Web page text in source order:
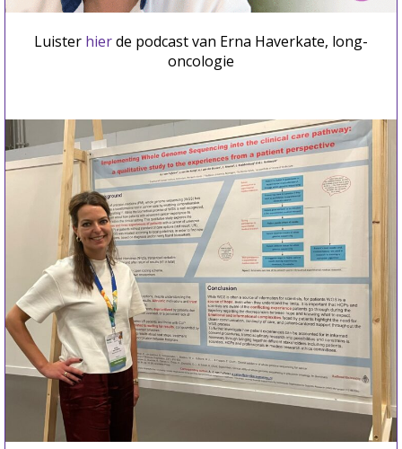
Luister hierde podcast van Erna Haverkate, long-
oncologie